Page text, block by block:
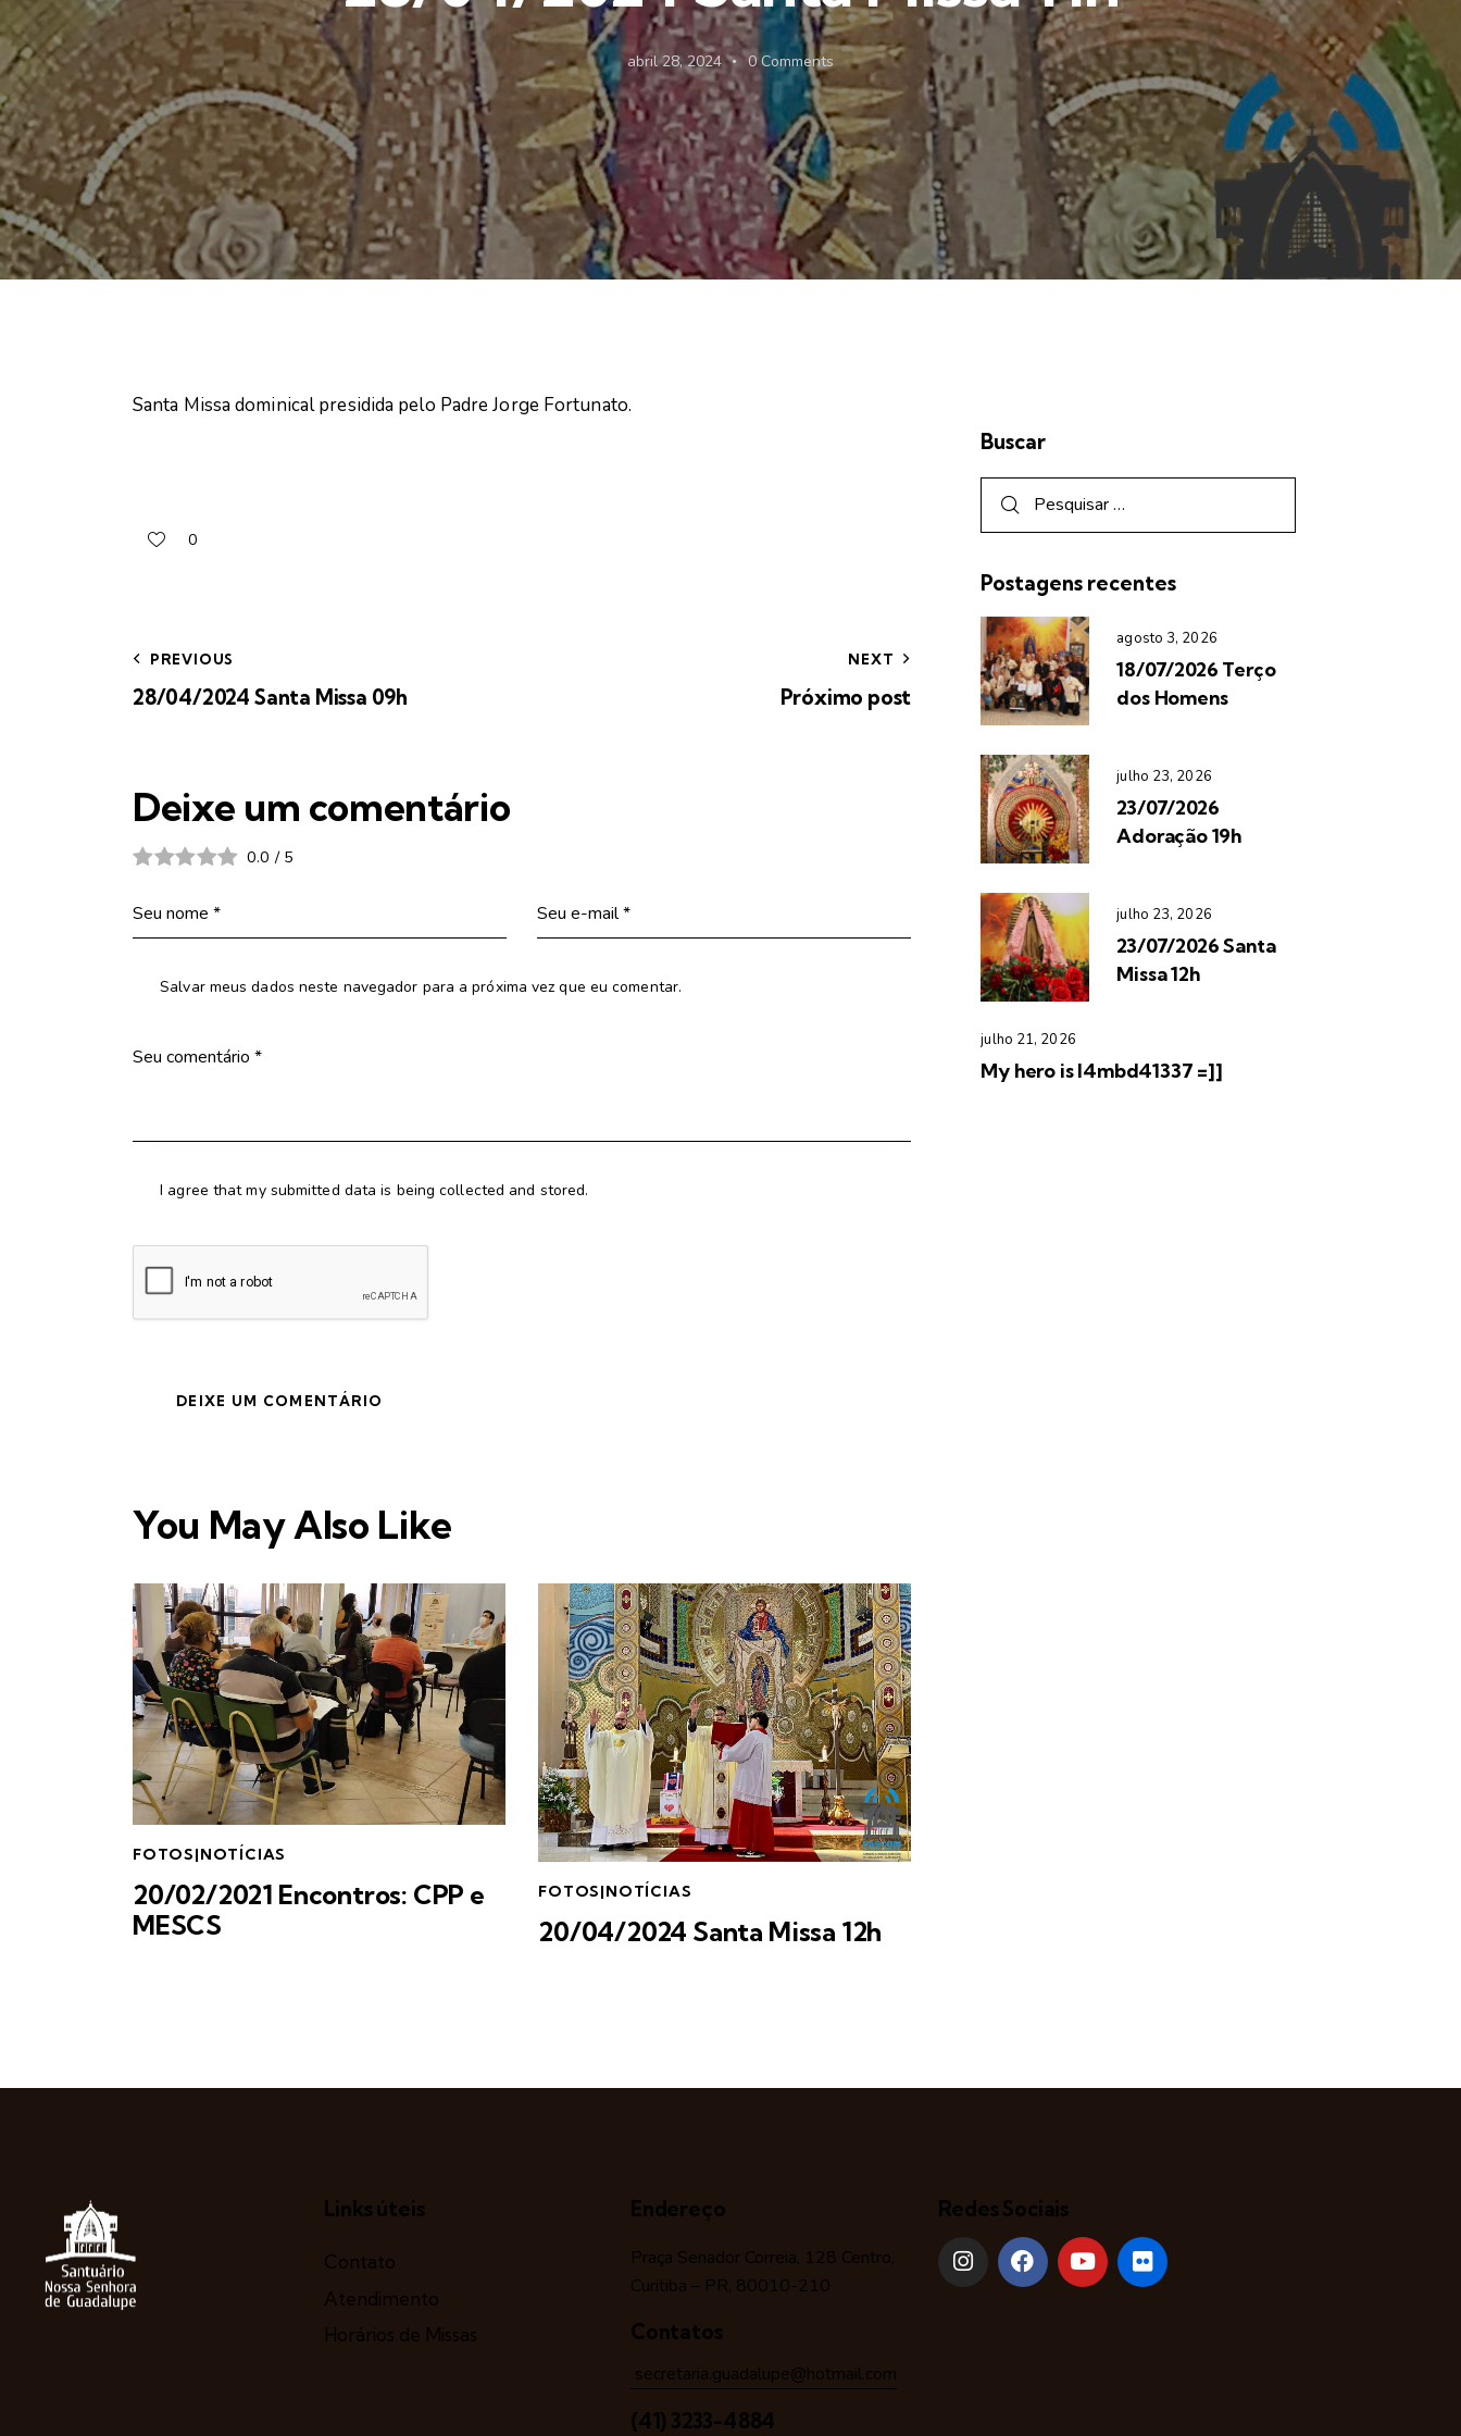
abril 28, 2024 0 Comments
Santa Missa dominical presidida pelo Padre Jorge Fortunato.
0
PREVIOUS
28/04/2024 Santa Missa 09h
NEXT
Próximo post
Deixe um comentário
0.0 / 5
Salvar meus dados neste navegador para a próxima vez que eu comentar.
I agree that my submitted data is being collected and stored.
You May Also Like
FOTOS|NOTÍCIAS
20/02/2021 Encontros: CPP e
MESCS
FOTOS|NOTÍCIAS
20/04/2024 Santa Missa 12h
Buscar
Postagens recentes
agosto 3, 2026
18/07/2026 Terço
dos Homens
julho 23, 2026
23/07/2026
Adoração 19h
julho 23, 2026
23/07/2026 Santa
Missa 12h
julho 21, 2026
My hero is l4mbd41337 =]]
Links úteis
Contato
Atendimento
Horários de Missas
Endereço
Praça Senador Correia, 128 Centro,
Curitiba – PR, 80010-210
Contatos
secretaria.guadalupe@hotmail.com
(41) 3233-4884
Redes Sociais